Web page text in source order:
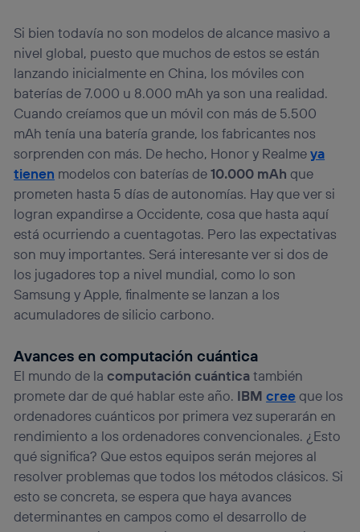
Si bien todavía no son modelos de alcance masivo a
nivel global, puesto que muchos de estos se están
lanzando inicialmente en China, los móviles con
baterías de 7.000 u 8.000 mAh ya son una realidad.
Cuando creíamos que un móvil con más de 5.500
mAh tenía una batería grande, los fabricantes nos
sorprenden con más. De hecho, Honor y Realmeya
tienen modelos con baterías de10.000 mAh que
prometen hasta 5 días de autonomías. Hay que ver si
logran expandirse a Occidente, cosa que hasta aquí
está ocurriendo a cuentagotas. Pero las expectativas
son muy importantes. Será interesante ver si dos de
los jugadores top a nivel mundial, como lo son
Samsung y Apple, finalmente se lanzan a los
acumuladores de silicio carbono.
Avances en computación cuántica
El mundo de lacomputación cuánticatambién
promete dar de qué hablar este año. IBM creeque los
ordenadores cuánticos por primera vez superarán en
rendimiento a los ordenadores convencionales. ¿Esto
qué significa? Que estos equipos serán mejores al
resolver problemas que todos los métodos clásicos. Si
esto se concreta, se espera que haya avances
determinantes en campos como el desarrollo de